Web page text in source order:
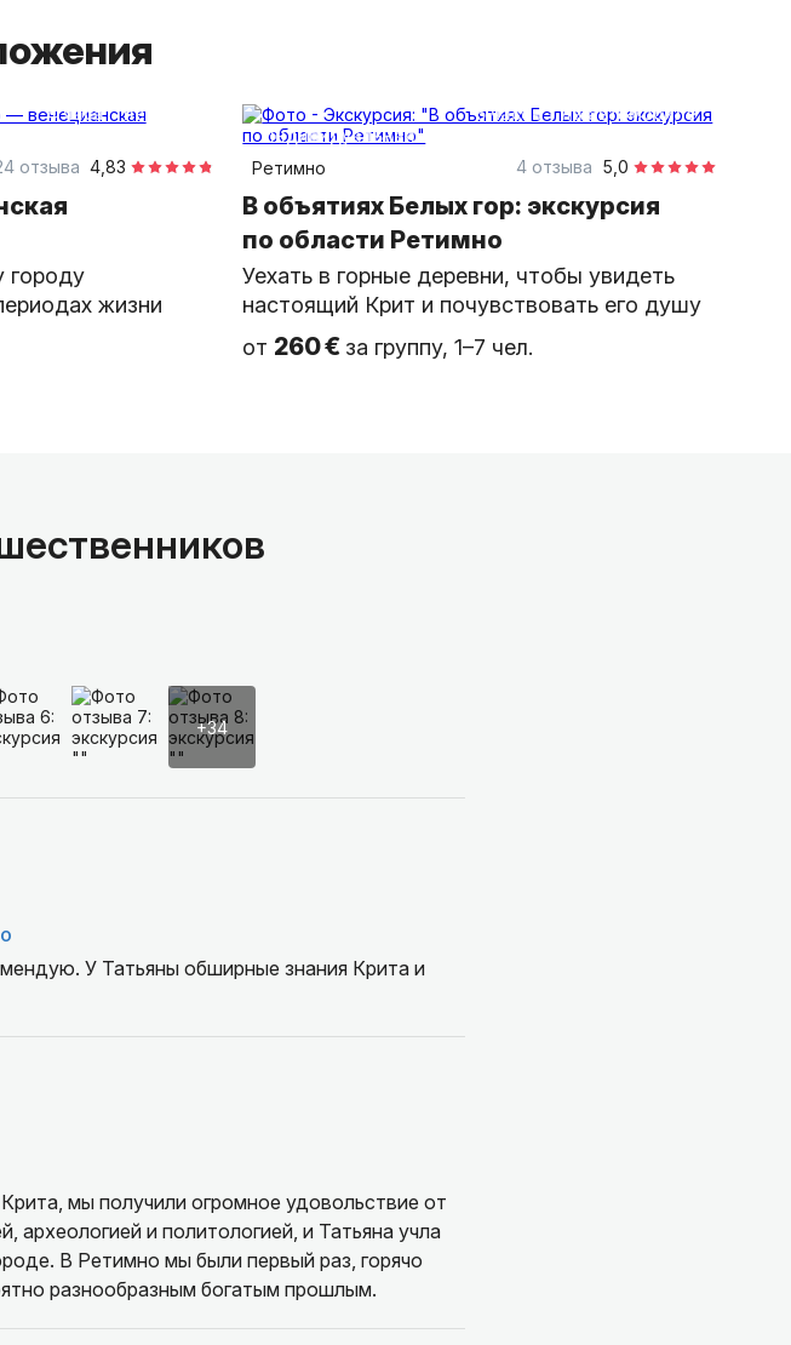
4 часа
пешком
4,83
отзыва
городу
жизни
6 часов
на автомобиле
индивидуальная
Ретимно
5,0
4 отзыва
В объятиях Белых гор: экскурсия
по области Ретимно
Уехать в горные деревни, чтобы увидеть
настоящий Крит и почувствовать его душу
от 260 € за группу, 1–7 чел.
+34
У Татьяны обширные знания Крита и
мы получили огромное удовольствие от
археологией и политологией, и Татьяна учла
В Ретимно мы были первый раз, горячо
разнообразным богатым прошлым.